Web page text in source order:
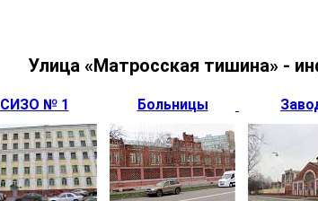
Улица «Матросская тишина» -
СИЗО № 1 Больницы